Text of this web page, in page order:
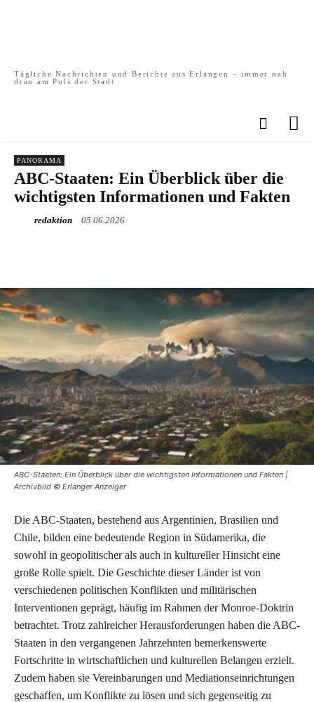
Tägliche Nachrichten und Berichte aus Erlangen – immer nah
dran am Puls der Stadt
PANORAMA
ABC-Staaten: Ein Überblick über die
wichtigsten Informationen und Fakten
redaktion 05.06.2026
ABC-Staaten: Ein Überblick über die wichtigsten Informationen und Fakten |
Archivbild © Erlanger Anzeiger
Die ABC-Staaten, bestehend aus Argentinien, Brasilien und
Chile, bilden eine bedeutende Region in Südamerika, die
sowohl in geopolitischer als auch in kultureller Hinsicht eine
große Rolle spielt. Die Geschichte dieser Länder ist von
verschiedenen politischen Konflikten und militärischen
Interventionen geprägt, häufig im Rahmen der Monroe-Doktrin
betrachtet. Trotz zahlreicher Herausforderungen haben die ABC-
Staaten in den vergangenen Jahrzehnten bemerkenswerte
Fortschritte in wirtschaftlichen und kulturellen Belangen erzielt.
Zudem haben sie Vereinbarungen und Mediationseinrichtungen
geschaffen, um Konflikte zu lösen und sich gegenseitig zu